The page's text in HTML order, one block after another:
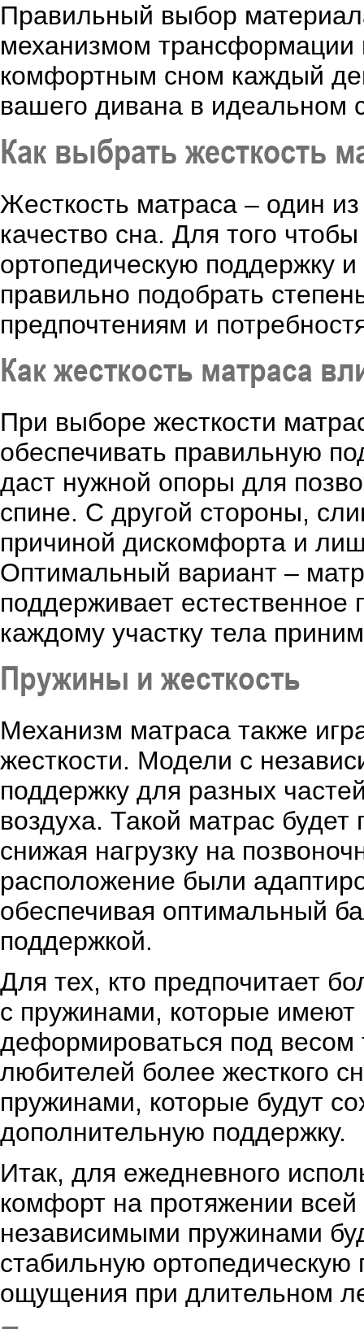
Правильный выбор
механизмом трансформации
комфортным сном каждый
вашего дивана в идеальном
Как выбрать жесткость
Жесткость матраса – один
качество сна. Для того
ортопедическую поддержку
правильно подобрать
предпочтениям и
Как жесткость матраса
При выборе жесткости
обеспечивать правильную
даст нужной опоры для
спине. С другой стороны,
причиной дискомфорта и
Оптимальный вариант –
поддерживает естественное
каждому участку тела
Пружины и жесткость
Механизм матраса также
жесткости. Модели с
поддержку для разных
воздуха. Такой матрас
снижая нагрузку на
расположение были
обеспечивая оптимальный
поддержкой.
Для тех, кто предпочитает
с пружинами, которые имеют
деформироваться под
любителей более жесткого
пружинами, которые будут
дополнительную поддержку.
Итак, для ежедневного
комфорт на протяжении
независимыми пружинами
стабильную
ощущения при длительном